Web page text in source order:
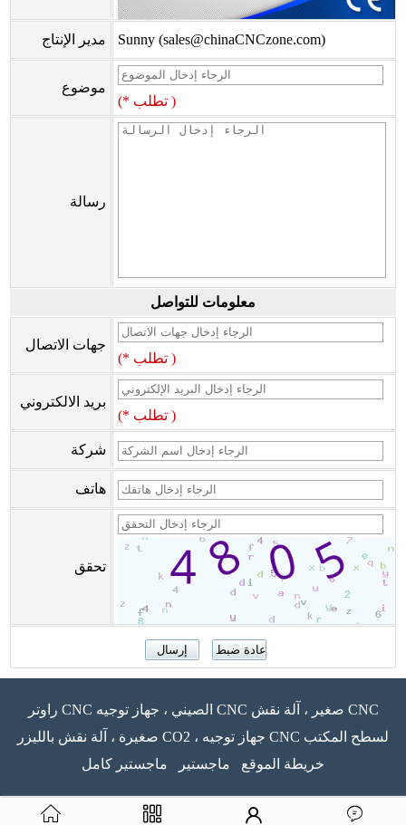
مدير الإنتاج Sunny (sales@chinaCNCzone.com)
موضوع
(* تطلب )
رسالة
معلومات للتواصل
جهات الاتصال
(* تطلب )
بريد الالكتروني
(* تطلب )
شركة
هاتف
تحقق
راوتر CNC الصيني ، جهاز توجيه CNC صغير ، آلة نقش CNC
صغيرة ، آلة نقش بالليزر CO2 ، جهاز توجيه CNC لسطح المكتب
خريطة الموقع
ماجستير ماجستير كامل